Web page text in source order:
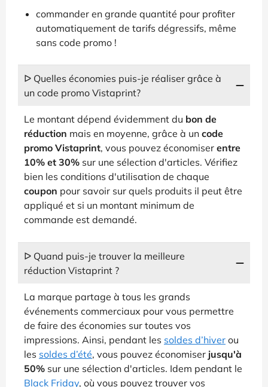
commander en grande quantité pour profiter
automatiquement de tarifs dégressifs, même
sans code promo !
ᐅ Quelles économies puis-je réaliser grâce à
un code promo Vistaprint?
Le montant dépend évidemment du bon de
réduction mais en moyenne, grâce à un code
promo Vistaprint, vous pouvez économiser entre
10% et 30% sur une sélection d'articles. Vérifiez
bien les conditions d'utilisation de chaque
coupon pour savoir sur quels produits il peut être
appliqué et si un montant minimum de
commande est demandé.
ᐅ Quand puis-je trouver la meilleure
réduction Vistaprint ?
La marque partage à tous les grands
événements commerciaux pour vous permettre
de faire des économies sur toutes vos
impressions. Ainsi, pendant les soldes d’hiver ou
les soldes d’été, vous pouvez économiser jusqu'à
50% sur une sélection d'articles. Idem pendant le
Black Friday, où vous pouvez trouver vos